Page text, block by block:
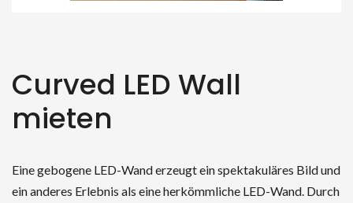
Curved LED Wall
mieten
Eine gebogene LED-Wand erzeugt ein spektakuläres Bild und
ein anderes Erlebnis als eine herkömmliche LED-Wand. Durch